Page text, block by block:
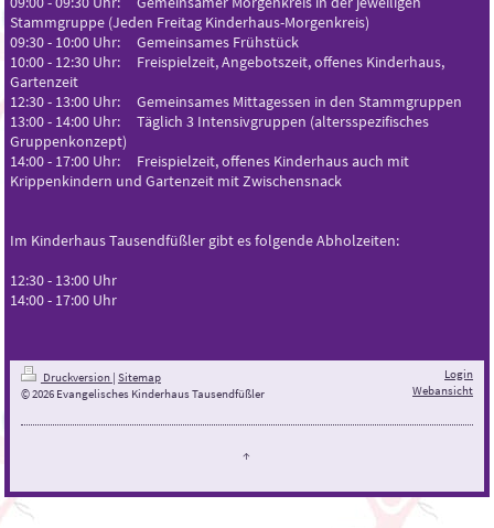
Stammgruppe (Jeden Freitag Kinderhaus-Morgenkreis)
09:30 - 10:00 Uhr: Gemeinsames Frühstück
10:00 - 12:30 Uhr: Freispielzeit, Angebotszeit, offenes Kinderhaus,
Gartenzeit
12:30 - 13:00 Uhr: Gemeinsames Mittagessen in den Stammgruppen
13:00 - 14:00 Uhr: Täglich 3 Intensivgruppen (altersspezifisches
Gruppenkonzept)
14:00 - 17:00 Uhr: Freispielzeit, offenes Kinderhaus auch mit
Krippenkindern und Gartenzeit mit Zwischensnack
Im Kinderhaus Tausendfüßler gibt es folgende Abholzeiten:
12:30 - 13:00 Uhr
14:00 - 17:00 Uhr
Druckversion | Sitemap
© 2026 Evangelisches Kinderhaus Tausendfüßler
Login
Webansicht
↑